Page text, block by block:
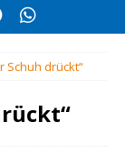
Schuh drückt“